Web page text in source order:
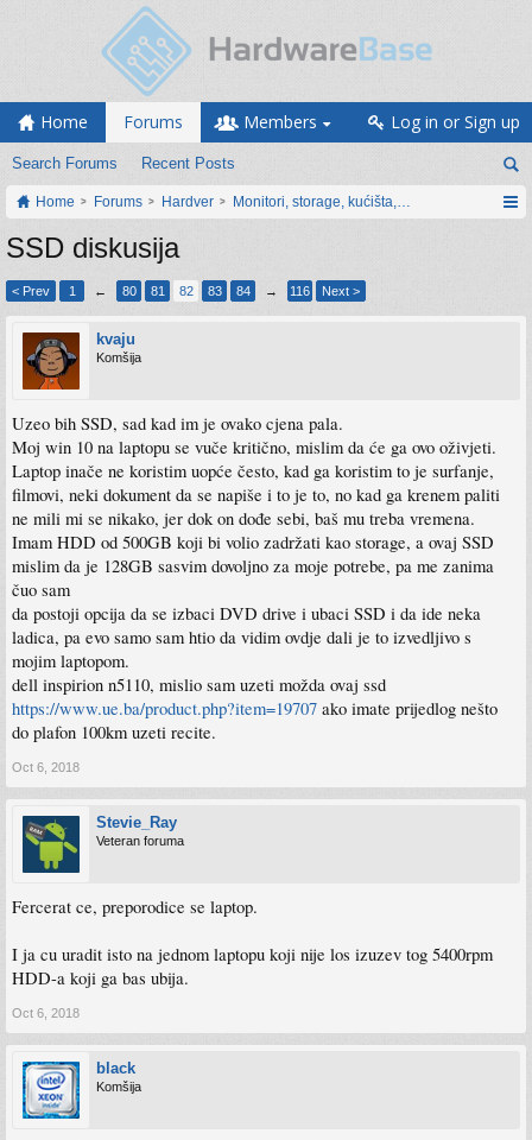
Home Forums
Search Forums Recent Posts
Members Log in or Sign up
Home Forums Hardver Monitori, storage, kućišta, periferija
SSD diskusija
< Prev 1 ← 80 81 82 83 84 → 116 Next >
kvaju
Komšija
Uzeo bih SSD, sad kad im je ovako cjena pala.
Moj win 10 na laptopu se vuče kritično, mislim da će ga ovo oživjeti.
Laptop inače ne koristim uopće često, kad ga koristim to je surfanje,
filmovi, neki dokument da se napiše i to je to, no kad ga krenem paliti
ne mili mi se nikako, jer dok on dođe sebi, baš mu treba vremena.
Imam HDD od 500GB koji bi volio zadržati kao storage, a ovaj SSD
mislim da je 128GB sasvim dovoljno za moje potrebe, pa me zanima
čuo sam
da postoji opcija da se izbaci DVD drive i ubaci SSD i da ide neka
ladica, pa evo samo sam htio da vidim ovdje dali je to izvedljivo s
mojim laptopom.
dell inspirion n5110, mislio sam uzeti možda ovaj ssd
https://www.ue.ba/product.php?item=19707 ako imate prijedlog nešto
do plafon 100km uzeti recite.
Oct 6, 2018
Stevie_Ray
Veteran foruma
Fercerat ce, preporodice se laptop.
I ja cu uradit isto na jednom laptopu koji nije los izuzev tog 5400rpm
HDD-a koji ga bas ubija.
Oct 6, 2018
black
Komšija